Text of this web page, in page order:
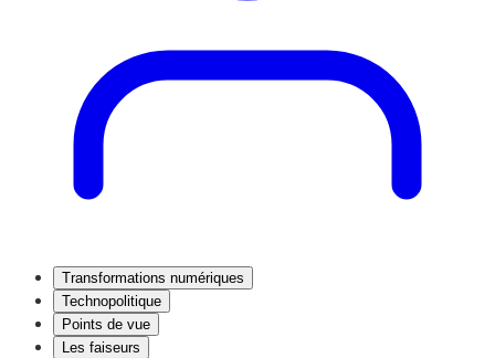
Transformations numériques
Technopolitique
Points de vue
Les faiseurs